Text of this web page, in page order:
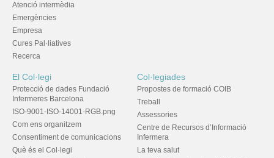
Atenció intermèdia
Emergències
Empresa
Cures Pal·liatives
Recerca
El Col·legi
Protecció de dades Fundació
Infermeres Barcelona
ISO-9001-ISO-14001-RGB.png
Com ens organitzem
Consentiment de comunicacions
Què és el Col·legi
Col·legiades
Propostes de formació COIB
Treball
Assessories
Centre de Recursos d’Informació
Infermera
La teva salut